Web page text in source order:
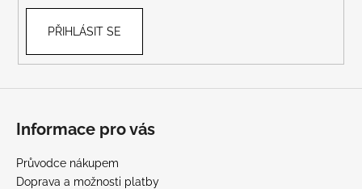
PŘIHLÁSIT SE
Informace pro vás
Průvodce nákupem
Doprava a možnosti platby